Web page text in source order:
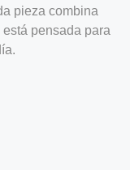
pieza combina
pensada para